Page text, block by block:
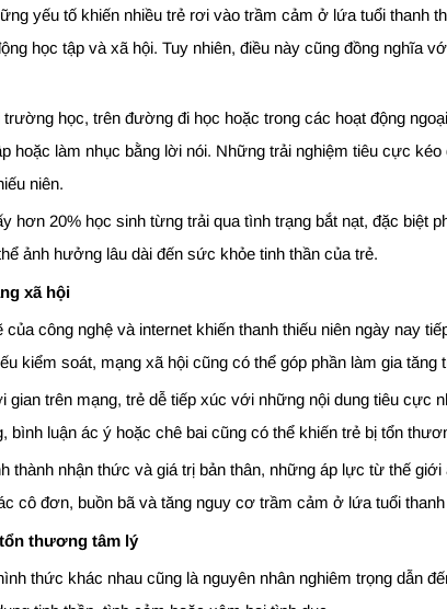
yếu tố khiến nhiều trẻ rơi vào trầm cảm ở lứa tuổi
học tập và xã hội. Tuy nhiên, điều này cũng đồng
trường học, trên đường đi học hoặc trong các hoạt động
hoặc làm nhục bằng lời nói. Những trải nghiệm tiêu cực
niên.
hơn 20% học sinh từng trải qua tình trạng bắt nạt, đặc
ảnh hưởng lâu dài đến sức khỏe tinh thần của trẻ.
xã hội
công nghệ và internet khiến thanh thiếu niên ngày nay
kiểm soát, mạng xã hội cũng có thể góp phần làm gia
gian trên mạng, trẻ dễ tiếp xúc với những nội dung tiêu
bình luận ác ý hoặc chê bai cũng có thể khiến trẻ bị tổn
thành nhận thức và giá trị bản thân, những áp lực từ thế
cô đơn, buồn bã và tăng nguy cơ trầm cảm ở lứa tuổi thanh
thương tâm lý
thức khác nhau cũng là nguyên nhân nghiêm trọng dẫn